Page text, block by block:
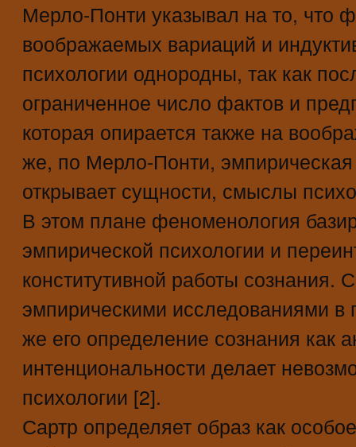
Мерло-Понти указывал на то, что
воображаемых вариаций и
психологии однородны, так как
ограниченное число фактов и
которая опирается также на
же, по Мерло-Понти, эмпирическая
открывает сущности, смыслы
В этом плане феноменология
эмпирической психологии и
конститутивной работы сознания.
эмпирическими исследованиями в
же его определение сознания как
интенциональности делает
психологии [2].
Сартр определяет образ как